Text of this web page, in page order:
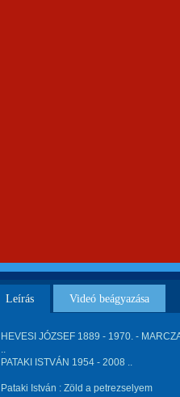
Leírás Videó beágyazása
HEVESI JÓZSEF 1889 - 1970. -
..
PATAKI ISTVÁN 1954 - 2008 ..
Pataki István : Zöld a petrezselyem